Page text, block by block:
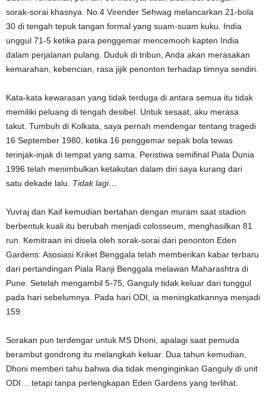
sorak-sorai khasnya. No.4 Virender Sehwag melancarkan 21-bola
30 di tengah tepuk tangan formal yang suam-suam kuku. India
unggul 71-5 ketika para penggemar mencemooh kapten India
dalam perjalanan pulang. Duduk di tribun, Anda akan merasakan
kemarahan, kebencian, rasa jijik penonton terhadap timnya sendiri.
Kata-kata kewarasan yang tidak terduga di antara semua itu tidak
memiliki peluang di tengah desibel. Untuk sesaat, aku merasa
takut. Tumbuh di Kolkata, saya pernah mendengar tentang tragedi
16 September 1980, ketika 16 penggemar sepak bola tewas
terinjak-injak di tempat yang sama. Peristiwa semifinal Piala Dunia
1996 telah menimbulkan ketakutan dalam diri saya kurang dari
satu dekade lalu. Tidak lagi…
Yuvraj dan Kaif kemudian bertahan dengan muram saat stadion
berbentuk kuali itu berubah menjadi colosseum, menghasilkan 81
run. Kemitraan ini disela oleh sorak-sorai dari penonton Eden
Gardens: Asosiasi Kriket Benggala telah memberikan kabar terbaru
dari pertandingan Piala Ranji Benggala melawan Maharashtra di
Pune. Setelah mengambil 5-75, Ganguly tidak keluar dari tunggul
pada hari sebelumnya. Pada hari ODI, ia meningkatkannya menjadi
159.
Sorakan pun terdengar untuk MS Dhoni, apalagi saat pemuda
berambut gondrong itu melangkah keluar. Dua tahun kemudian,
Dhoni memberi tahu bahwa dia tidak menginginkan Ganguly di unit
ODI… tetapi tanpa perlengkapan Eden Gardens yang terlihat.